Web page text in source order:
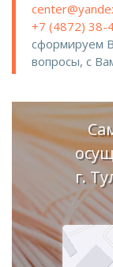
+7 (4872) 38-
сформируем
вопросы, с
г.